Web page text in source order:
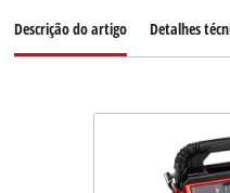
Descrição do artigo Detalhes